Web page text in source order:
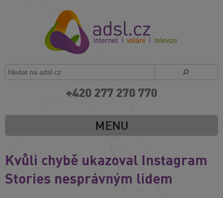
+420 277 270 770
MENU
Kvůli chybě ukazoval Instagram
Stories nesprávným lidem